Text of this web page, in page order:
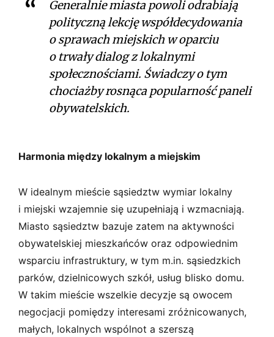
Generalnie miasta powoli odrabiają
polityczną lekcję współdecydowania
o sprawach miejskich w oparciu
o trwały dialog z lokalnymi
społecznościami. Świadczy o tym
chociażby rosnąca popularność paneli
obywatelskich.
Harmonia między lokalnym a miejskim
W idealnym mieście sąsiedztw wymiar lokalny
i miejski wzajemnie się uzupełniają i wzmacniają.
Miasto sąsiedztw bazuje zatem na aktywności
obywatelskiej mieszkańców oraz odpowiednim
wsparciu infrastruktury, w tym m.in. sąsiedzkich
parków, dzielnicowych szkół, usług blisko domu.
W takim mieście wszelkie decyzje są owocem
negocjacji pomiędzy interesami zróżnicowanych,
małych, lokalnych wspólnot a szerszą